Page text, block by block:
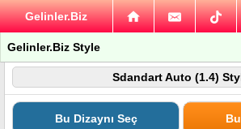
Gelinler.Biz
Gelinler.Biz Style
Sdandart Auto (1.4)
Bu Dizaynı Seç